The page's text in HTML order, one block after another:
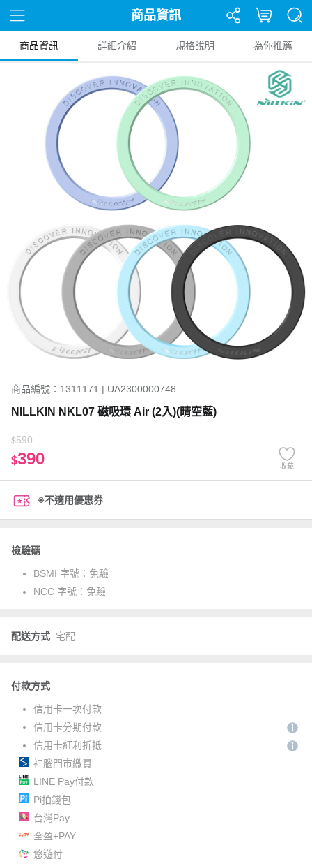
商品資訊
商品資訊 詳細介紹 規格說明 為你推薦
商品編號：1311171 | UA2300000748
NILLKIN NKL07 磁吸環 Air (2入)(晴空藍)
$590
$390 收藏
※不適用優惠券
檢驗碼
BSMI 字號： 免驗
NCC 字號： 免驗
配送方式 宅配
付款方式
信用卡一次付款
信用卡分期付款
信用卡紅利折抵
神腦門市繳費
LINE Pay付款
Pi拍錢包
台灣Pay
全盈+PAY
悠遊付